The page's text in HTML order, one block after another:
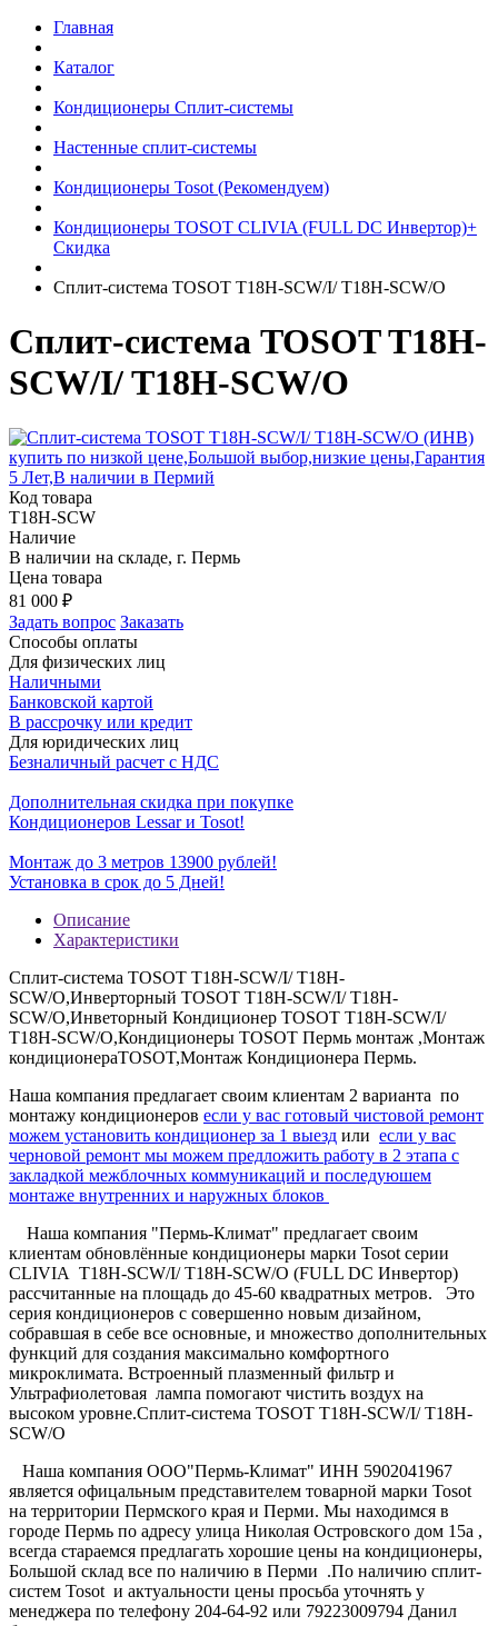
Главная
Каталог
Кондиционеры Сплит-системы
Настенные сплит-системы
Кондиционеры Tosot (Рекомендуем)
Кондиционеры TOSOT CLIVIA (FULL DC Инвертор)+
Скидка
Сплит-система TOSOT T18H-SCW/I/ T18H-SCW/O
Сплит-система TOSOT T18H-
SCW/I/ T18H-SCW/O
Код товара
T18H-SCW
Наличие
В наличии на складе, г. Пермь
Цена товара
81 000 ₽
Задать вопрос Заказать
Способы оплаты
Для физических лиц
Наличными
Банковской картой
В рассрочку или кредит
Для юридических лиц
Безналичный расчет с НДС
Дополнительная скидка при покупке
Кондиционеров Lessar и Tosot!
Монтаж до 3 метров 13900 рублей!
Установка в срок до 5 Дней!
Описание
Характеристики
Сплит-система TOSOT T18H-SCW/I/ T18H-
SCW/O,Инверторный TOSOT T18H-SCW/I/ T18H-
SCW/O,Инветорный Кондиционер TOSOT T18H-SCW/I/
T18H-SCW/O,Кондиционеры TOSOT Пермь монтаж ,Монтаж
кондиционераTOSOT,Монтаж Кондиционера Пермь.
Наша компания предлагает своим клиентам 2 варианта по
монтажу кондиционеров если у вас готовый чистовой ремонт
можем установить кондиционер за 1 выезд или если у вас
черновой ремонт мы можем предложить работу в 2 этапа с
закладкой межблочных коммуникаций и последуюшем
монтаже внутренних и наружных блоков
Наша компания "Пермь-Климат" предлагает своим
клиентам обновлённые кондиционеры марки Tosot серии
CLIVIA T18H-SCW/I/ T18H-SCW/O (FULL DC Инвертор)
рассчитанные на площадь до 45-60 квадратных метров. Это
серия кондиционеров с совершенно новым дизайном,
собравшая в себе все основные, и множество дополнительных
функций для создания максимально комфортного
микроклимата. Встроенный плазменный фильтр и
Ультрафиолетовая лампа помогают чистить воздух на
высоком уровне.Сплит-система TOSOT T18H-SCW/I/ T18H-
SCW/O
Наша компания ООО"Пермь-Климат" ИНН 5902041967
является офицальным представителем товарной марки Tosot
на территории Пермского края и Перми. Мы находимся в
городе Пермь по адресу улица Николая Островского дом 15а ,
всегда стараемся предлагать хорошие цены на кондиционеры,
Большой склад все по наличию в Перми .По наличию сплит-
систем Tosot и актуальности цены просьба уточнять у
менеджера по телефону 204-64-92 или 79223009794 Данил